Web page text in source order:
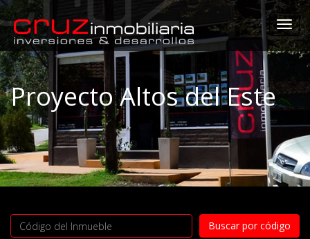
Proyecto Altos del Este